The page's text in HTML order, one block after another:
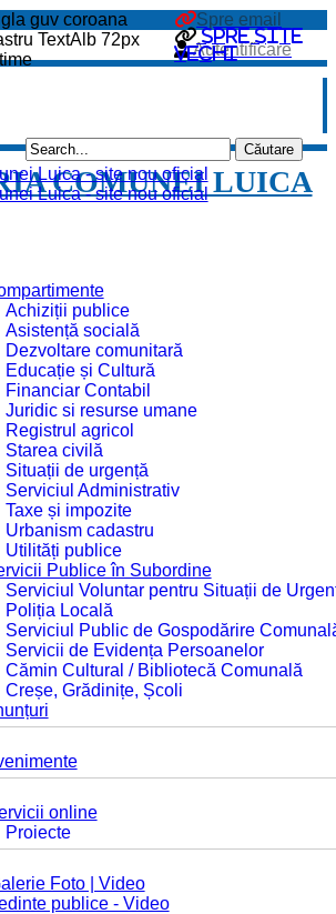
Spre site
vechi
Spre email
Autentificare
COMUNEI LUICA
Achiziții publice
Asistență socială
Dezvoltare comunitară
Educație și Cultură
Financiar Contabil
Juridic si resurse umane
Registrul agricol
Starea civilă
Situații de urgență
Serviciul Administrativ
Taxe și impozite
Urbanism cadastru
Utilități publice
Publice în Subordine
Serviciul Voluntar pentru Situații de
Poliția Locală
Serviciul Public de Gospodărire
Servicii de Evidența Persoanelor
Cămin Cultural / Bibliotecă Comunală
Creșe, Grădinițe, Școli
online
Proiecte
Foto | Video
publice - Video